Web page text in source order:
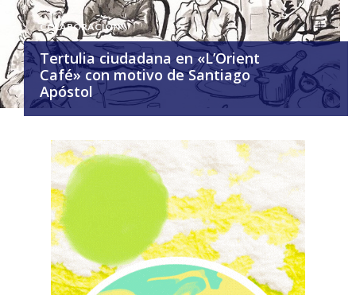
COLABORACIÓN
Tertulia ciudadana en «L’Orient
Café» con motivo de Santiago
Apóstol